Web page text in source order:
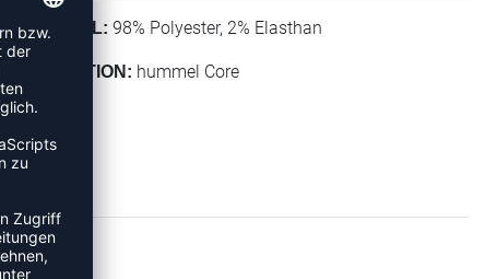
MATERIAL: 98% Polyester, 2% Elasthan
KOLLEKTION: hummel Core